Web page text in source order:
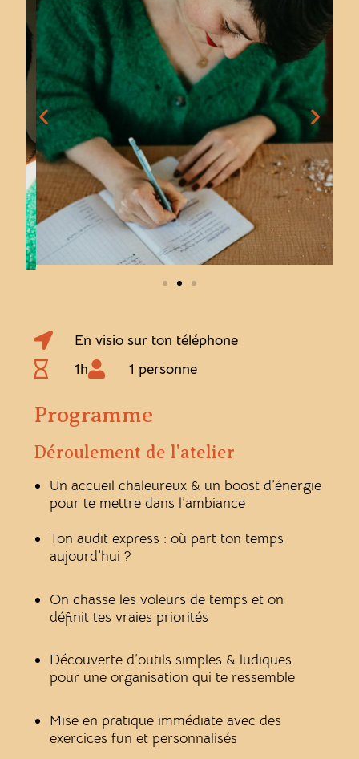
En visio sur ton téléphone
1h
1 personne
Programme
Déroulement de l'atelier
Un accueil chaleureux & un boost d’énergie
pour te mettre dans l’ambiance
Ton audit express : où part ton temps
aujourd’hui ?
On chasse les voleurs de temps et on
définit tes vraies priorités
Découverte d’outils simples & ludiques
pour une organisation qui te ressemble
Mise en pratique immédiate avec des
exercices fun et personnalisés